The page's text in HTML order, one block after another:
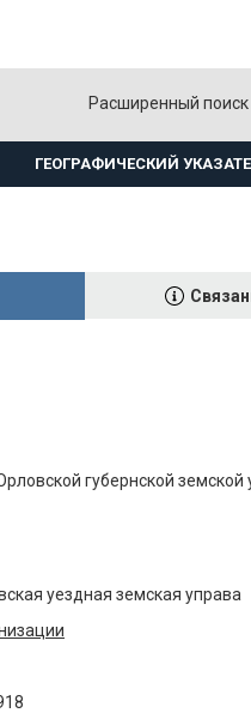
Расширенный поиск
ГЕОГРАФИЧЕСКИЙ
губернской земской
уездная земская управа